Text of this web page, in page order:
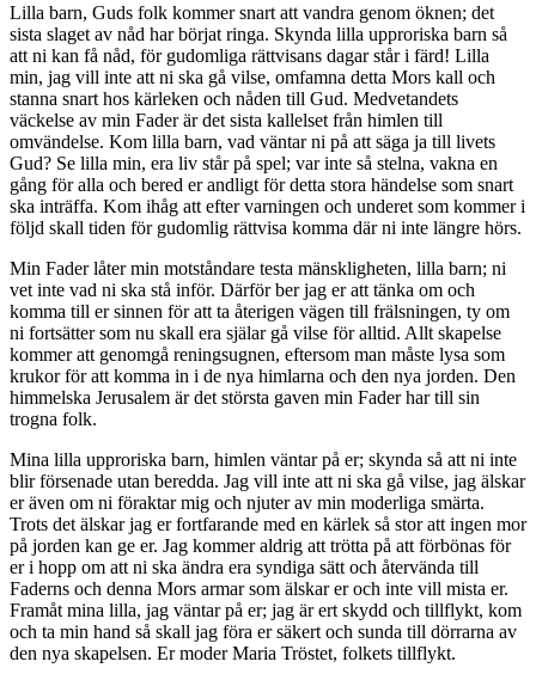
Lilla barn, Guds folk kommer snart att vandra genom öknen; det
sista slaget av nåd har börjat ringa. Skynda lilla upproriska barn så
att ni kan få nåd, för gudomliga rättvisans dagar står i färd! Lilla
min, jag vill inte att ni ska gå vilse, omfamna detta Mors kall och
stanna snart hos kärleken och nåden till Gud. Medvetandets
väckelse av min Fader är det sista kallelset från himlen till
omvändelse. Kom lilla barn, vad väntar ni på att säga ja till livets
Gud? Se lilla min, era liv står på spel; var inte så stelna, vakna en
gång för alla och bered er andligt för detta stora händelse som snart
ska inträffa. Kom ihåg att efter varningen och underet som kommer i
följd skall tiden för gudomlig rättvisa komma där ni inte längre hörs.
Min Fader låter min motståndare testa mänskligheten, lilla barn; ni
vet inte vad ni ska stå inför. Därför ber jag er att tänka om och
komma till er sinnen för att ta återigen vägen till frälsningen, ty om
ni fortsätter som nu skall era själar gå vilse för alltid. Allt skapelse
kommer att genomgå reningsugnen, eftersom man måste lysa som
krukor för att komma in i de nya himlarna och den nya jorden. Den
himmelska Jerusalem är det största gaven min Fader har till sin
trogna folk.
Mina lilla upproriska barn, himlen väntar på er; skynda så att ni inte
blir försenade utan beredda. Jag vill inte att ni ska gå vilse, jag älskar
er även om ni föraktar mig och njuter av min moderliga smärta.
Trots det älskar jag er fortfarande med en kärlek så stor att ingen mor
på jorden kan ge er. Jag kommer aldrig att trötta på att förbönas för
er i hopp om att ni ska ändra era syndiga sätt och återvända till
Faderns och denna Mors armar som älskar er och inte vill mista er.
Framåt mina lilla, jag väntar på er; jag är ert skydd och tillflykt, kom
och ta min hand så skall jag föra er säkert och sunda till dörrarna av
den nya skapelsen. Er moder Maria Tröstet, folkets tillflykt.